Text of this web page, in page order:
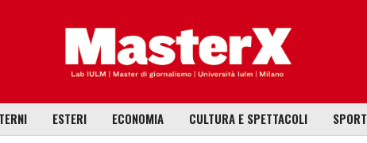
ESTERI ECONOMIA CULTURA E SPETTACOLI SPORT